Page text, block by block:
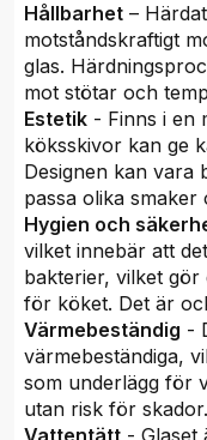
Hållbarhet –
motståndskraftigt
glas.
mot stötar och
Estetik - Finns i en
köksskivor kan ge
Designen kan vara
passa olika smaker
Hygien och
vilket innebär att
bakterier, vilket gör
för köket. Det är
Värmebeständig -
värmebeständiga,
som underlägg för
utan risk för skador.